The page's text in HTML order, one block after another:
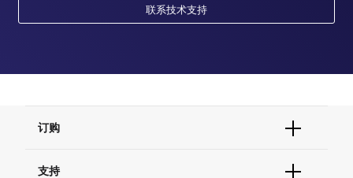
联系技术支持
订购
支持